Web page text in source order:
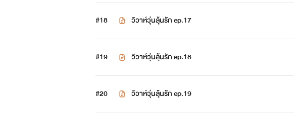
อัพอิมเมจครบละนะคะ ใช้จินตนาการเอานะคะบุคค
#18 วิวาห์วุ่นลุ้นรัก ep.17
#19 วิวาห์วุ่นลุ้นรัก ep.18
#20 วิวาห์วุ่นลุ้นรัก ep.19